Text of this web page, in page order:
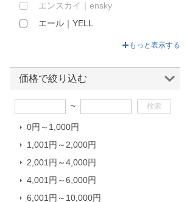
エンスカイ｜ensky
エール｜YELL
オンダ｜Onda nterprises
キアックジャパン｜KEAK JAPAN
タカラトミー｜TAKARA TOMY
タカラトミーアーツ｜TAKARA
TOMY ARTS
ダイヤブロック｜diablock
テラテック｜TERRATEC
ドリームブロッサム｜Dream
もっと表示する
価格で絞り込む
~
0円～1,000円
1,001円～2,000円
2,001円～4,000円
4,001円～6,000円
6,001円～10,000円